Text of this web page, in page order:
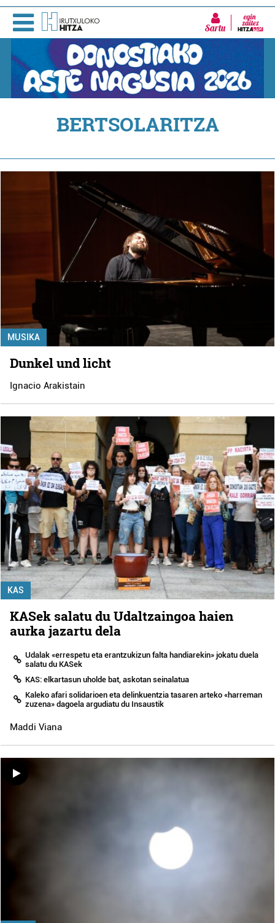
Sartu
BERTSOLARITZA
MUSIKA
Dunkel und licht
Ignacio Arakistain
KAS
KASek salatu du Udaltzaingoa haien
aurka jazartu dela
Udalak «errespetu eta erantzukizun falta handiarekin» jokatu duela
salatu du KASek
KAS: elkartasun uholde bat, askotan seinalatua
Kaleko afari solidarioen eta delinkuentzia tasaren arteko «harreman
zuzena» dagoela argudiatu du Insaustik
Maddi Viana